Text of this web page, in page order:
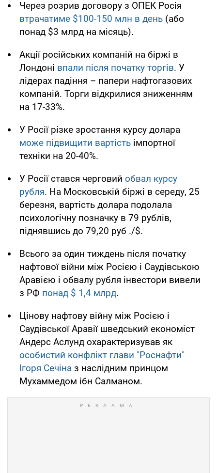
Через розрив договору з ОПЕК Росія
втрачатиме $100-150 млн в день (або
понад $3 млрд на місяць).
Акції російських компаній на біржі в
Лондоні впали після початку торгів. У
лідерах падіння – папери нафтогазових
компаній. Торги відкрилися зниженням
на 17-33%.
У Росії різке зростання курсу долара
може підвищити вартість імпортної
техніки на 20-40%.
У Росії стався черговий обвал курсу
рубля. На Московській біржі в середу, 25
березня, вартість долара подолала
психологічну позначку в 79 рублів,
піднявшись до 79,20 руб ./$.
Всього за один тиждень після початку
нафтової війни між Росією і Саудівською
Аравією і обвалу рубля інвестори вивели
з РФ понад $ 1,4 млрд.
Цінову нафтову війну між Росією і
Саудівської Аравії шведський економіст
Андерс Аслунд охарактеризував як
особистий конфлікт глави "Роснафти"
Ігоря Сечіна з наслідним принцом
Мухаммедом ібн Салманом.